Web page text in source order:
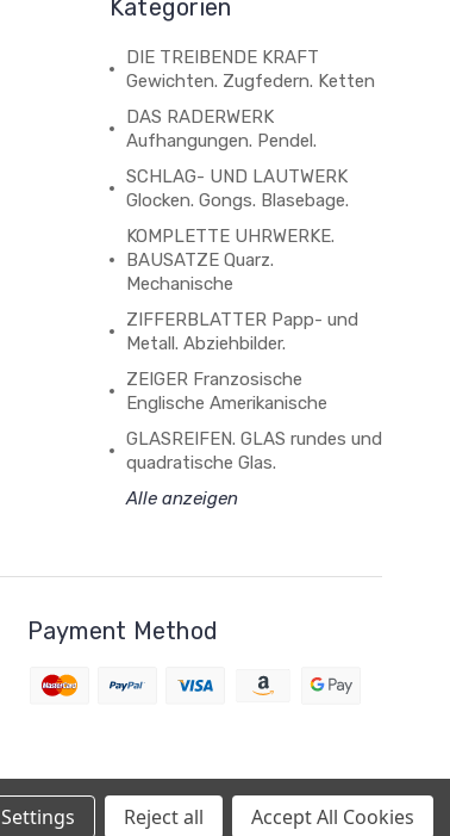
Kategorien
DIE TREIBENDE KRAFT
Gewichten. Zugfedern. Ketten
DAS RADERWERK
Aufhangungen. Pendel.
SCHLAG- UND LAUTWERK
Glocken. Gongs. Blasebage.
KOMPLETTE UHRWERKE.
BAUSATZE Quarz.
Mechanische
ZIFFERBLATTER Papp- und
Metall. Abziehbilder.
ZEIGER Franzosische
Englische Amerikanische
GLASREIFEN. GLAS rundes und
quadratische Glas.
Alle anzeigen
Payment Method
BigCommerce Theme by
Settings Reject all Accept All Cookies